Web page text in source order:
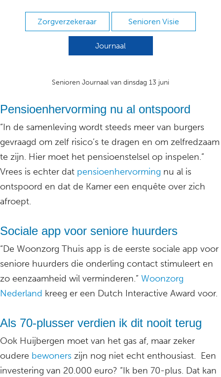
Zorgverzekeraar Senioren Visie
Journaal
Senioren Journaal van dinsdag 13 juni
Pensioenhervorming nu al ontspoord
“In de samenleving wordt steeds meer van burgers
gevraagd om zelf risico’s te dragen en om zelfredzaam
te zijn. Hier moet het pensioenstelsel op inspelen.”
Vrees is echter dat pensioenhervorming nu al is
ontspoord en dat de Kamer een enquête over zich
afroept.
Sociale app voor seniore huurders
“De Woonzorg Thuis app is de eerste sociale app voor
seniore huurders die onderling contact stimuleert en
zo eenzaamheid wil verminderen.” Woonzorg
Nederland kreeg er een Dutch Interactive Award voor.
Als 70-plusser verdien ik dit nooit terug
Ook Huijbergen moet van het gas af, maar zeker
oudere bewoners zijn nog niet echt enthousiast. Een
investering van 20.000 euro? “Ik ben 70-plus. Dat kan